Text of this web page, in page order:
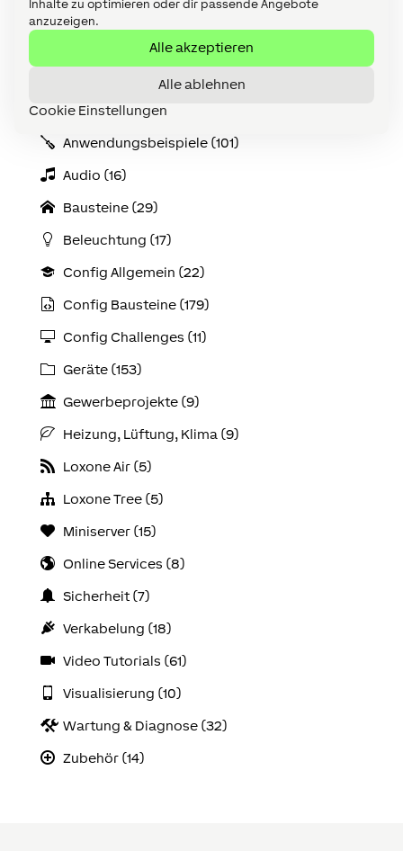
Inhalte zu optimieren oder dir passende Angebote
anzuzeigen.
Alle akzeptieren
Alle ablehnen
Cookie Einstellungen
Kategorien
Anwendungs­­­beispiele (101)
Audio (16)
Bausteine (29)
Beleuchtung (17)
Config Allgemein (22)
Config Bausteine (179)
Config Challenges (11)
Geräte (153)
Gewerbeprojekte (9)
Heizung, Lüftung, Klima (9)
Loxone Air (5)
Loxone Tree (5)
Miniserver (15)
Online Services (8)
Sicherheit (7)
Verkabelung (18)
Video Tutorials (61)
Visualisierung (10)
Wartung & Diagnose (32)
Zubehör (14)